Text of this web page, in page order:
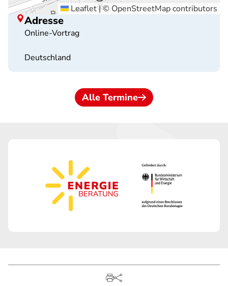
Leaflet|© OpenStreetMapcontributors
Adresse
Online-Vortrag
Deutschland
Alle Termine